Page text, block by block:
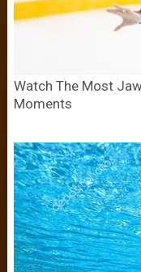
Watch The Most
Moments